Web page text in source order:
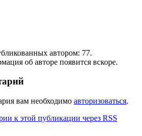
автором: 77.
об авторе появится вскоре.
вам необходимо авторизоваться.
к этой публикации через RSS